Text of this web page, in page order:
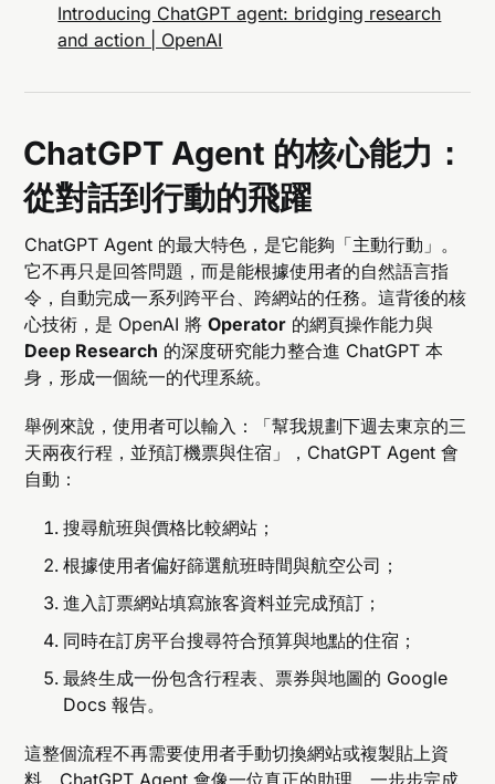
Introducing ChatGPT agent: bridging research
and action | OpenAI
ChatGPT Agent 的核心能力：
從對話到行動的飛躍
ChatGPT Agent 的最大特色，是它能夠「主動行動」。
它不再只是回答問題，而是能根據使用者的自然語言指
令，自動完成一系列跨平台、跨網站的任務。這背後的核
心技術，是 OpenAI 將Operator 的網頁操作能力與
Deep Research 的深度研究能力整合進 ChatGPT 本
身，形成一個統一的代理系統。
舉例來說，使用者可以輸入：「幫我規劃下週去東京的三
天兩夜行程，並預訂機票與住宿」，ChatGPT Agent 會
自動：
搜尋航班與價格比較網站；
根據使用者偏好篩選航班時間與航空公司；
進入訂票網站填寫旅客資料並完成預訂；
同時在訂房平台搜尋符合預算與地點的住宿；
最終生成一份包含行程表、票券與地圖的 Google
Docs 報告。
這整個流程不再需要使用者手動切換網站或複製貼上資